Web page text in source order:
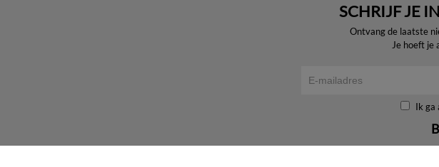
SCHRIJF JE
Ontvang de laatste
Je hoeft je
Ik ga